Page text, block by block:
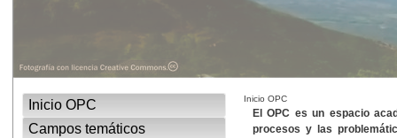
Inicio OPC
Campos temáticos
Inicio OPC
El OPC es un espacio
procesos y las